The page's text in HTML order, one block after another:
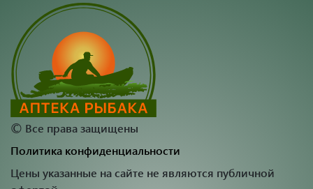
© Все права защищены
Политика конфиденциальности
Цены указанные на сайте не являются публичной